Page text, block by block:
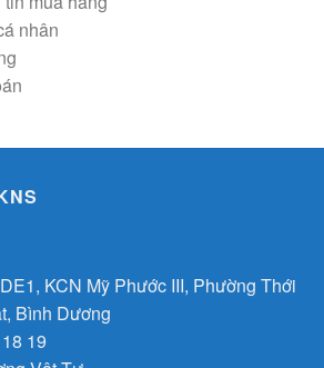
nhân
KCN Mỹ Phước III, Phường Thới
Bình Dương
19